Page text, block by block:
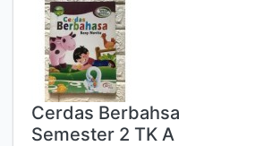
Cerdas Berbahsa
Semester 2 TK A